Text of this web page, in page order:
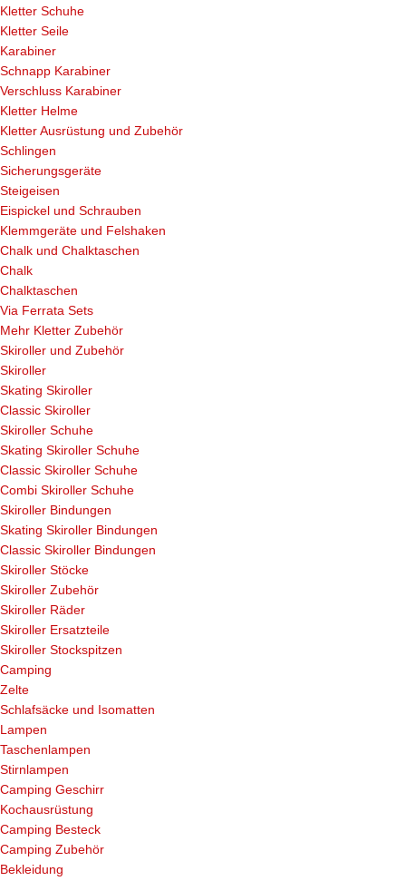
Kletter Schuhe
Kletter Seile
Karabiner
Schnapp Karabiner
Verschluss Karabiner
Kletter Helme
Kletter Ausrüstung und Zubehör
Schlingen
Sicherungsgeräte
Steigeisen
Eispickel und Schrauben
Klemmgeräte und Felshaken
Chalk und Chalktaschen
Chalk
Chalktaschen
Via Ferrata Sets
Mehr Kletter Zubehör
Skiroller und Zubehör
Skiroller
Skating Skiroller
Classic Skiroller
Skiroller Schuhe
Skating Skiroller Schuhe
Classic Skiroller Schuhe
Combi Skiroller Schuhe
Skiroller Bindungen
Skating Skiroller Bindungen
Classic Skiroller Bindungen
Skiroller Stöcke
Skiroller Zubehör
Skiroller Räder
Skiroller Ersatzteile
Skiroller Stockspitzen
Camping
Zelte
Schlafsäcke und Isomatten
Lampen
Taschenlampen
Stirnlampen
Camping Geschirr
Kochausrüstung
Camping Besteck
Camping Zubehör
Bekleidung